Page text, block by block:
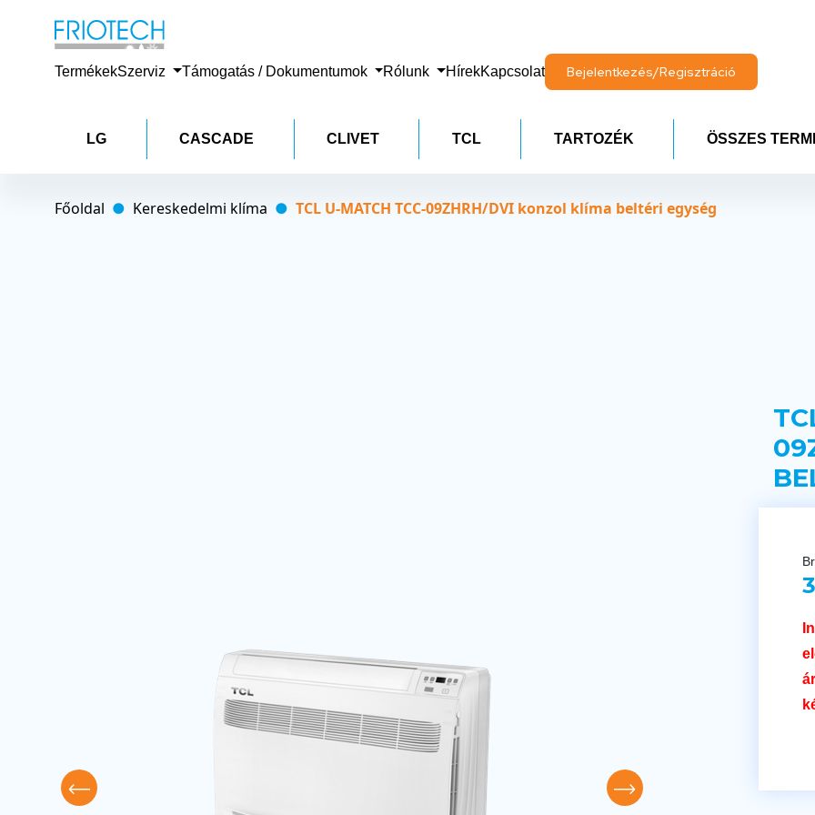
TermékekSzerviz Támogatás / Dokumentumok Rólunk HírekKapcsolat Bejelentkezés/Regisztráció
LG CASCADE CLIVET TCL TARTOZÉK ÖSSZES
Főoldal Kereskedelmi klíma TCL U-MATCH TCC-09ZHRH/DVI konzol klíma beltéri egység